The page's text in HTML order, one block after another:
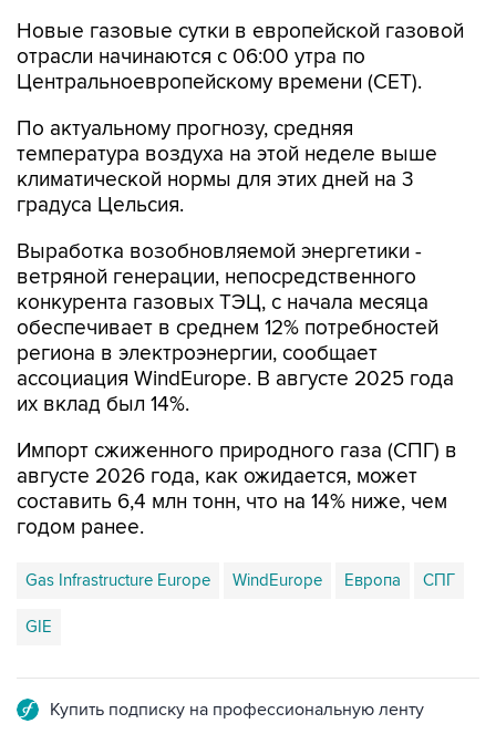
Новые газовые сутки в европейской газовой
отрасли начинаются c 06:00 утра по
Центральноевропейскому времени (CET).
По актуальному прогнозу, средняя
температура воздуха на этой неделе выше
климатической нормы для этих дней на 3
градуса Цельсия.
Выработка возобновляемой энергетики -
ветряной генерации, непосредственного
конкурента газовых ТЭЦ, с начала месяца
обеспечивает в среднем 12% потребностей
региона в электроэнергии, сообщает
ассоциация WindEurope. В августе 2025 года
их вклад был 14%.
Импорт сжиженного природного газа (СПГ) в
августе 2026 года, как ожидается, может
составить 6,4 млн тонн, что на 14% ниже, чем
годом ранее.
Gas Infrastructure Europe WindEurope Европа СПГ
GIE
Купить подписку на профессиональную ленту